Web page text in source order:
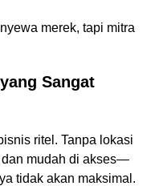
merek, tapi mitra
Sangat
ritel. Tanpa lokasi
mudah di akses—
tidak akan maksimal.